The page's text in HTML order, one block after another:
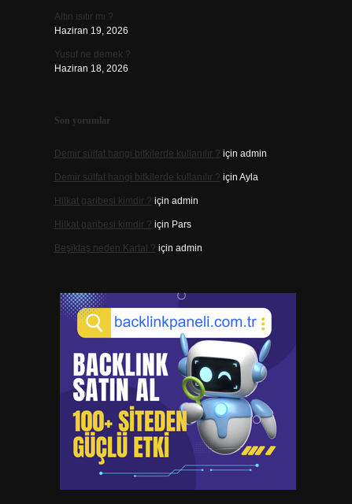
Altın ısıtır mı ?
Haziran 19, 2026
Yusuf ne demek ?
Haziran 18, 2026
Son yorumlar
Demir sülfat hangi bitkilerde kullanılır ? için admin
Demir sülfat hangi bitkilerde kullanılır ? için Ayla
Hilkat garibesi kimdir ? için admin
Hilkat garibesi kimdir ? için Pars
Beşiktaş neden Kartal ? için admin